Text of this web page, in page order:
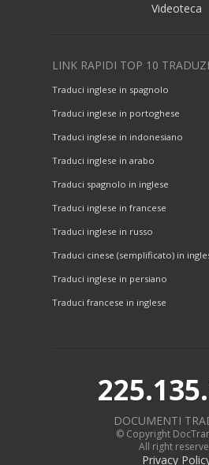
Videoteca
LINK RAPIDI TOP 10
Traduci inglese in spagnolo
Traduci inglese in portoghese
Traduci inglese in indonesiano
Traduci inglese in arabo
Traduci spagnolo in inglese
Traduci inglese in francese
Traduci inglese in russo
Traduci cinese (semplificato) in
Traduci inglese in persiano
Traduci francese in inglese
DOCUMENTI
© Copyright
All right
Privacy